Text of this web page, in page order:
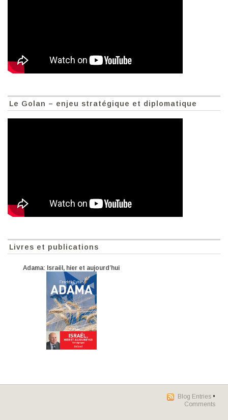
Le Golan – enjeu stratégique et diplomatique
Livres et publications
Adama: Israël, hier et aujourd’hui
Blog Entries •
Comments